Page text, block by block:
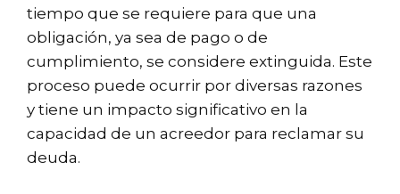
tiempo que se requiere para que una
obligación, ya sea de pago o de
cumplimiento, se considere extinguida. Este
proceso puede ocurrir por diversas razones
y tiene un impacto significativo en la
capacidad de un acreedor para reclamar su
deuda.